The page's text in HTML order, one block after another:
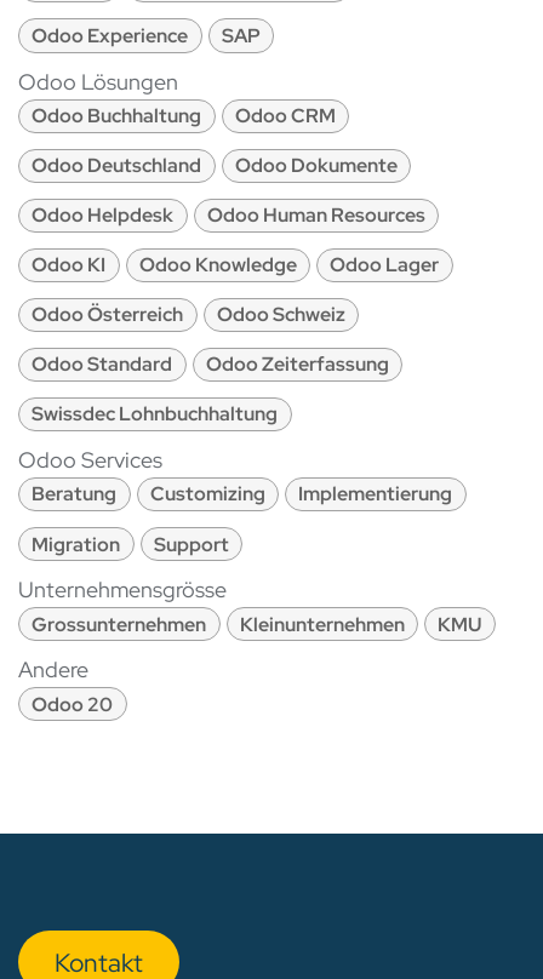
Odoo Experience
SAP
Odoo Lösungen
Odoo Buchhaltung
Odoo CRM
Odoo Deutschland
Odoo Dokumente
Odoo Helpdesk
Odoo Human Resources
Odoo KI
Odoo Knowledge
Odoo Lager
Odoo Österreich
Odoo Schweiz
Odoo Standard
Odoo Zeiterfassung
Swissdec Lohnbuchhaltung
Odoo Services
Beratung Customizing
Implementierung
Migration
Support
Unternehmensgrösse
Grossunternehmen Kleinunternehmen KMU
Andere
Odoo 20
Kon​​​​​​ta​​kt